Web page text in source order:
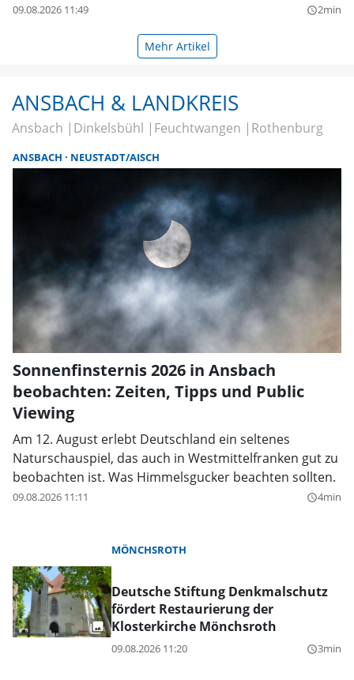
09.08.2026 11:49 query_builder2min
Mehr Artikel
ANSBACH & LANDKREIS
Ansbach Dinkelsbühl Feuchtwangen Rothenburg
ANSBACH NEUSTADT/AISCH
Sonnenfinsternis 2026 in Ansbach
beobachten: Zeiten, Tipps und Public
Viewing
Am 12. August erlebt Deutschland ein seltenes
Naturschauspiel, das auch in Westmittelfranken gut zu
beobachten ist. Was Himmelsgucker beachten sollten.
09.08.2026 11:11 query_builder4min
MÖNCHSROTH
Deutsche Stiftung Denkmalschutz
fördert Restaurierung der
Klosterkirche Mönchsroth
09.08.2026 11:20 query_builder3min